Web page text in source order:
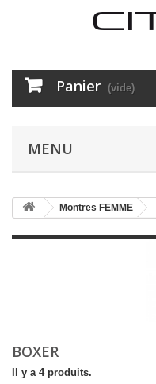
Panier (vide)
MENU
Montres FEMME
BOXER
Il y a 4 produits.